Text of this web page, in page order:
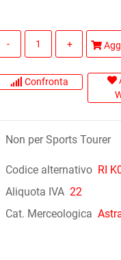
Quantità
Confronta
Non per Sports Tourer
Codice alternativo RI
Aliquota IVA 22
Cat. Merceologica